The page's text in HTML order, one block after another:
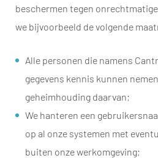
beschermen tegen
we bijvoorbeeld de volgende
Alle personen die namens
gegevens kennis kunnen
geheimhouding daarvan;
We hanteren een
op al onze systemen met
buiten onze werkomgeving;